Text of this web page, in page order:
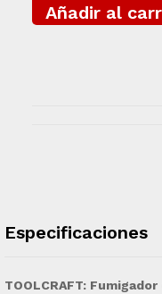
Añadir al
Especificaciones
TOOLCRAFT: